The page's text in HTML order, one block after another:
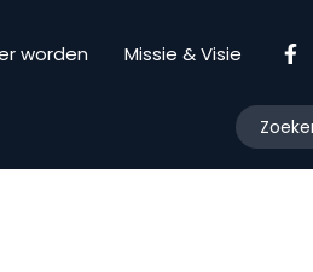
worden Missie & Visie